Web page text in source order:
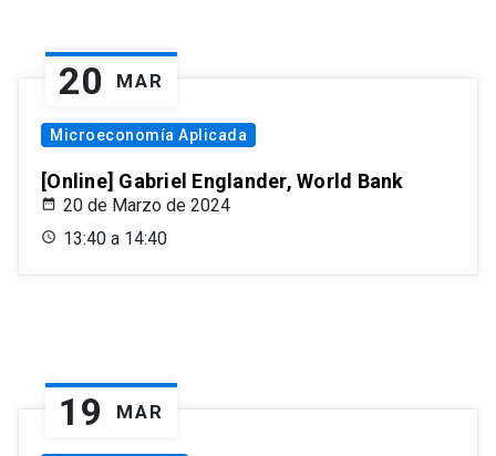
20 MAR
Microeconomía Aplicada
[Online] Gabriel Englander, World Bank
20 de Marzo de 2024
13:40 a 14:40
19 MAR